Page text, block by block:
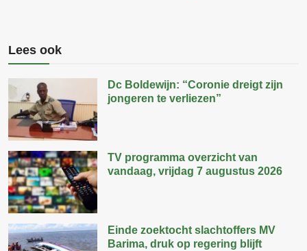
Lees ook
Dc Boldewijn: “Coronie dreigt zijn
jongeren te verliezen”
TV programma overzicht van
vandaag, vrijdag 7 augustus 2026
Einde zoektocht slachtoffers MV
Barima, druk op regering blijft